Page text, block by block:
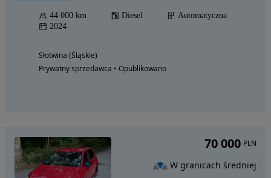
44 000 km Diesel
Automatyczna
2024
Słotwina (Śląskie)
Prywatny sprzedawca • Opublikowano
70 000 PLN
W granicach średniej